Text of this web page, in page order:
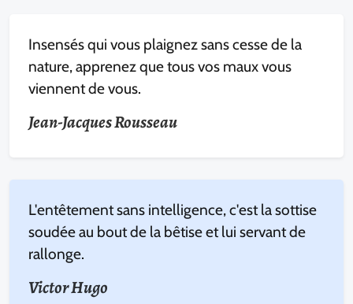
Insensés qui vous plaignez sans cesse de la
nature, apprenez que tous vos maux vous
viennent de vous.
Jean-Jacques Rousseau
L'entêtement sans intelligence, c'est la sottise
soudée au bout de la bêtise et lui servant de
rallonge.
Victor Hugo